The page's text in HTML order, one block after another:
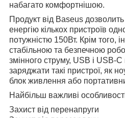
набагато комфортнішою.
Продукт від Baseus
енергію кількох пристроїв
потужністю 150Вт. Крім того,
стабільною та безпечною
змінного струму, USB і USB-
заряджати такі пристрої, як
блок живлення або
Найбільш важливі
Захист від перенапруги